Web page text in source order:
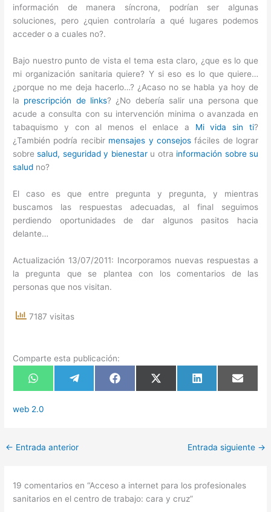
información de manera síncrona, podrían ser algunas
soluciones, pero ¿quien controlaría a qué lugares podemos
acceder o a cuales no?.
Bajo nuestro punto de vista el tema esta claro, ¿que es lo que
mi organización sanitaria quiere? Y si eso es lo que quiere…
¿porque no me deja hacerlo…? ¿Acaso no se habla ya hoy de
la prescripción de links? ¿No debería salir una persona que
acude a consulta con su intervención minima o avanzada en
tabaquismo y con al menos el enlace a Mi vida sin ti?
¿También podría recibir mensajes y consejosfáciles de lograr
sobre salud, seguridad y bienestaru otra información sobre su
salud no?
El caso es que entre pregunta y pregunta, y mientras
buscamos las respuestas adecuadas, al final seguimos
perdiendo oportunidades de dar algunos pasitos hacia
delante…
Actualización 13/07/2011: Incorporamos nuevas respuestas a
la pregunta que se plantea con los comentarios de las
personas que nos visitan.
7187 visitas
Comparte esta publicación:
Compartir
en
Compartir
en
Compartir
en
Compartir
en
Compartir
en
en
web 2.0
← Entrada anterior Entrada siguiente →
19 comentarios en “Acceso a internet para los profesionales
sanitarios en el centro de trabajo: cara y cruz”